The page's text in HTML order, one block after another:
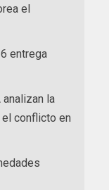
el
entrega
analizan la
conflicto en